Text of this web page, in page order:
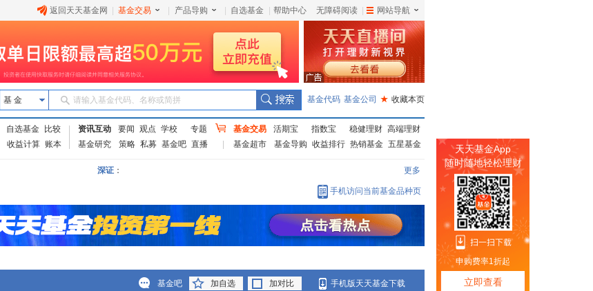
返回天天基金网 基金交易 产品导购 自选基金 帮助中心 无障碍阅读 网站导航
基 金 请输入基金代码、名称或简拼 基金代码 基金公司 ★ 收藏本页
自选基金
比较
收益计算 账本
资讯互动 要闻 观点 学校
专题
基金研究
策略 私募 基金吧 直播
基金交易 活期宝 指数宝 稳健理财 高端理财
基金超市
基金导购 收益排行 热销基金 五星基金
深证： 更多
手机访问当前基金品种页
基金吧 加自选 加对比 手机版天天基金下载